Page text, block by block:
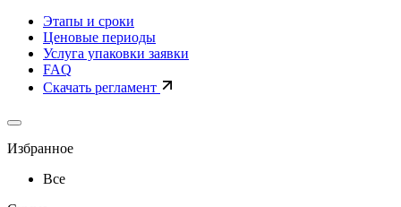
Этапы и сроки
Ценовые периоды
Услуга упаковки заявки
FAQ
Скачать регламент
Избранное
Все